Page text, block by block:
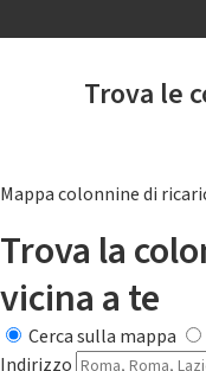
Trova le
Mappa colonnine di
Trova la
vicina a te
Cerca sulla mappa
Indirizzo